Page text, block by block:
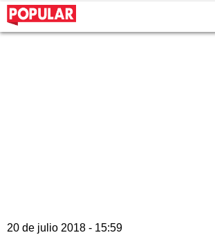
20 de julio 2018 - 15:59